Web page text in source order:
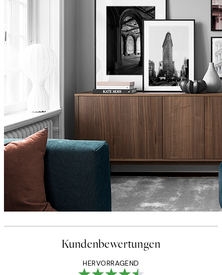
Kundenbewertungen
HERVORRAGEND